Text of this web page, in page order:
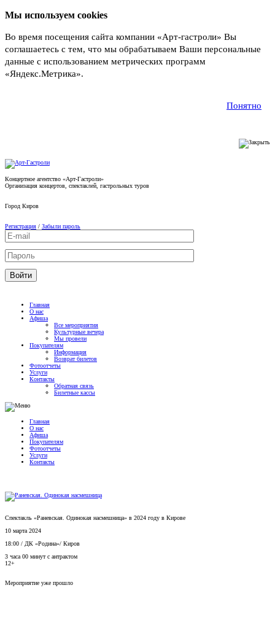
Мы используем cookies
Во время посещения сайта компании «Арт-гастроли» Вы
соглашаетесь с тем, что мы обрабатываем Ваши персональные
данные с использованием метрических программ
«Яндекс.Метрика».
Понятно
Концертное агентство «Арт-Гастроли»
Организация концертов, спектаклей, гастрольных туров
Город Киров
Регистрация / Забыли пароль
Главная
О нас
Афиша
Все мероприятия
Культурные вечера
Мы провели
Покупателям
Информация
Возврат билетов
Фотоотчеты
Услуги
Контакты
Обратная связь
Билетные кассы
Главная
О нас
Афиша
Покупателям
Фотоотчеты
Услуги
Контакты
Спектакль «Раневская. Одинокая насмешница» в 2024 году в Кирове
10 марта 2024
18:00 / ДК «Родина»/ Киров
3 часа 00 минут с антрактом
12+
Мероприятие уже прошло